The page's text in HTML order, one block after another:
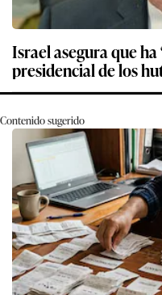
Israel asegura que
presidencial de los
Contenido sugerido